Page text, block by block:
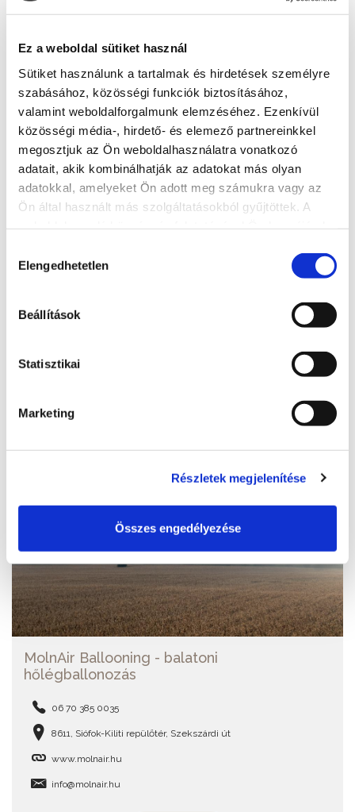
Ez a weboldal sütiket használ
Sütiket használunk a tartalmak és hirdetések személyre
szabásához, közösségi funkciók biztosításához,
valamint weboldalforgalmunk elemzéséhez. Ezenkívül
közösségi média-, hirdető- és elemező partnereinkkel
megosztjuk az Ön weboldalhasználatra vonatkozó
adatait, akik kombinálhatják az adatokat más olyan
adatokkal, amelyeket Ön adott meg számukra vagy az
Ön által használt más szolgáltatásokból gyűjtöttek. A
kiválasztása
Elengedhetetlen
Beállítások
Statisztikai
Marketing
Részletek megjelenítése
Összes engedélyezése
Zrínyi Attila - (HU) Phone: +36-30/936-1311
E-mail: Általános információk: bikesiofok@gmail.hu
Elérhetőség
+36 30 5030 475 (GB)
8600 Siófok, Petőfi sétány 9. főszezonban, elő-és
Weboldal
MolnAir Ballooning - balatoni
hőlégballonozás
06 70 385 0035
8611, Siófok-Kiliti repülőtér, Szekszárdi út
www.molnair.hu
info@molnair.hu